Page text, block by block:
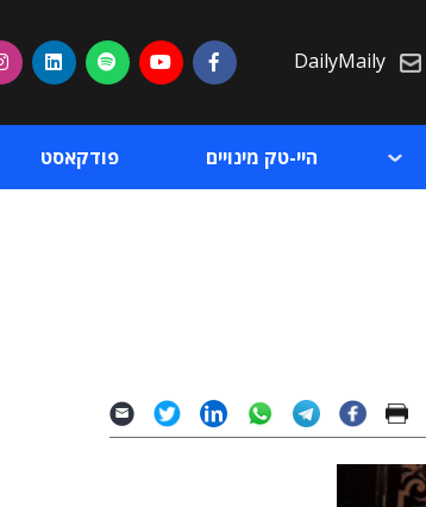
DailyMaily
היי-טק מינויים פודקאסט